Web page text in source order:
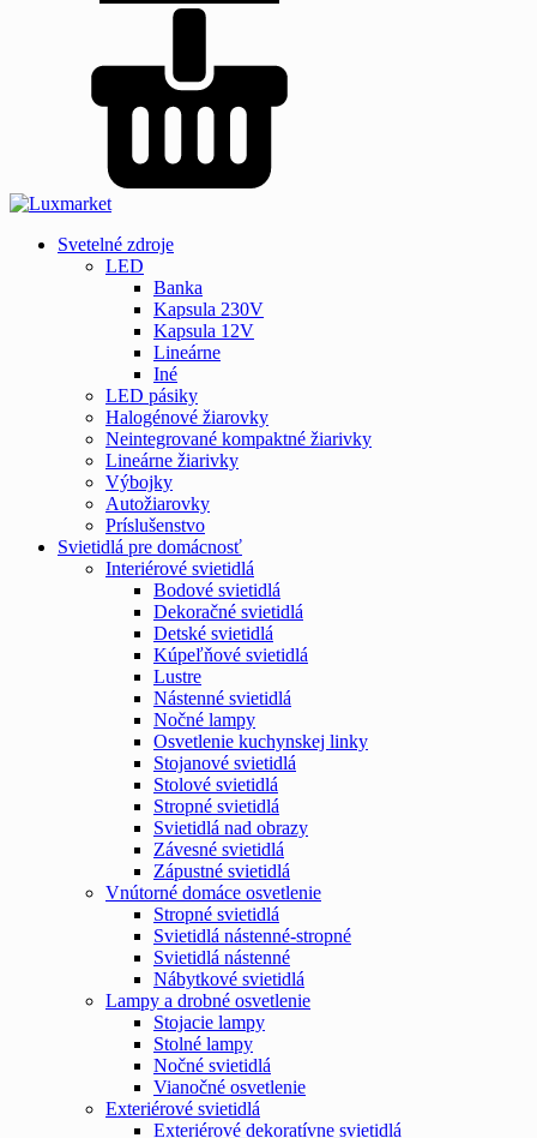
Svetelné zdroje
LED
Banka
Kapsula 230V
Kapsula 12V
Lineárne
Iné
LED pásiky
Halogénové žiarovky
Neintegrované kompaktné žiarivky
Lineárne žiarivky
Výbojky
Autožiarovky
Príslušenstvo
Svietidlá pre domácnosť
Interiérové svietidlá
Bodové svietidlá
Dekoračné svietidlá
Detské svietidlá
Kúpeľňové svietidlá
Lustre
Nástenné svietidlá
Nočné lampy
Osvetlenie kuchynskej linky
Stojanové svietidlá
Stolové svietidlá
Stropné svietidlá
Svietidlá nad obrazy
Závesné svietidlá
Zápustné svietidlá
Vnútorné domáce osvetlenie
Stropné svietidlá
Svietidlá nástenné-stropné
Svietidlá nástenné
Nábytkové svietidlá
Lampy a drobné osvetlenie
Stojacie lampy
Stolné lampy
Nočné svietidlá
Vianočné osvetlenie
Exteriérové svietidlá
Exteriérové dekoratívne svietidlá